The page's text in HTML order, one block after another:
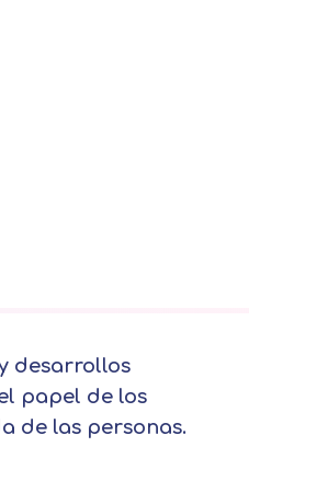
desarrollos
papel de los
de las personas.